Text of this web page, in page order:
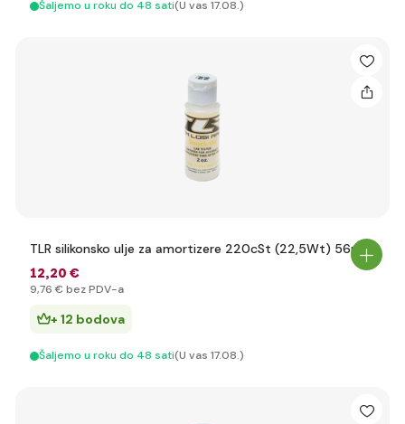
Šaljemo u roku do 48 sati(U vas 17.08.)
TLR silikonsko ulje za amortizere 220cSt (22,5Wt) 56ml
12,20 €
9,76 € bez PDV-a
+ 12 bodova
Šaljemo u roku do 48 sati(U vas 17.08.)